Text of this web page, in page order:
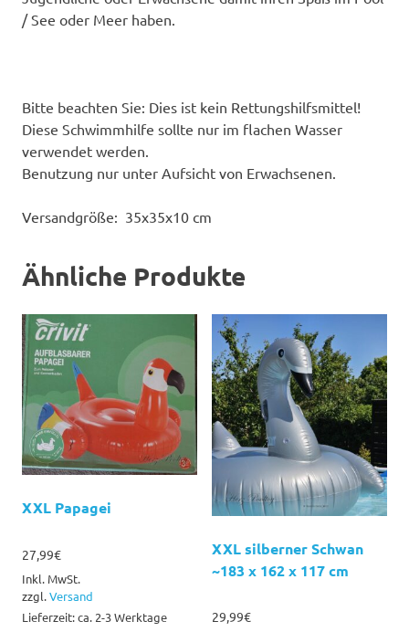
/ See oder Meer haben.
Bitte beachten Sie: Dies ist kein Rettungshilfsmittel!
Diese Schwimmhilfe sollte nur im flachen Wasser
verwendet werden.
Benutzung nur unter Aufsicht von Erwachsenen.
Versandgröße: 35x35x10 cm
Ähnliche Produkte
XXL Papagei
27,99€
Inkl. MwSt.
zzgl.Versand
Lieferzeit: ca. 2-3 Werktage
XXL silberner Schwan
~183 x 162 x 117 cm
29,99€